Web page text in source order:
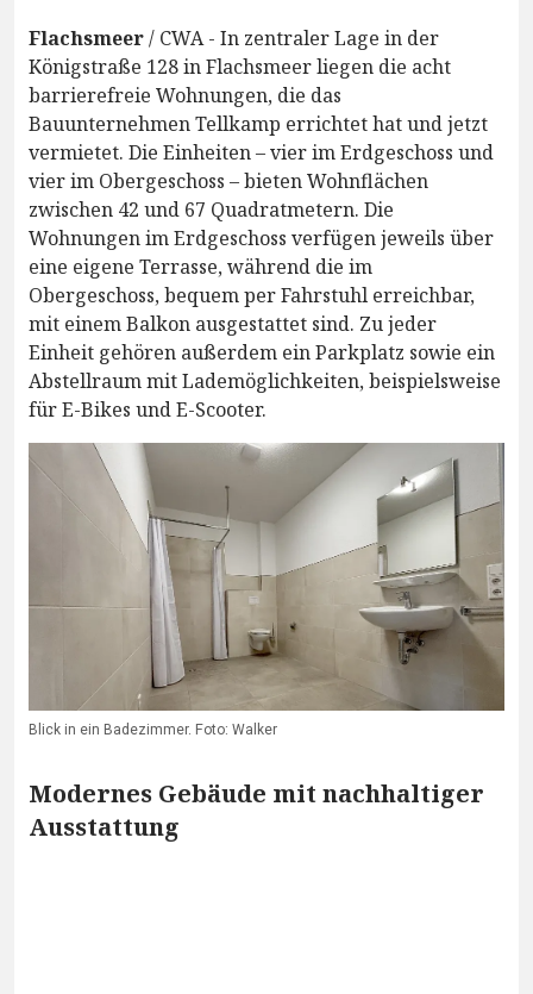
Flachsmeer/ CWA - In zentraler Lage in der
Königstraße 128 in Flachsmeer liegen die acht
barrierefreie Wohnungen, die das
Bauunternehmen Tellkamp errichtet hat und jetzt
vermietet. Die Einheiten – vier im Erdgeschoss und
vier im Obergeschoss – bieten Wohnflächen
zwischen 42 und 67 Quadratmetern. Die
Wohnungen im Erdgeschoss verfügen jeweils über
eine eigene Terrasse, während die im
Obergeschoss, bequem per Fahrstuhl erreichbar,
mit einem Balkon ausgestattet sind. Zu jeder
Einheit gehören außerdem ein Parkplatz sowie ein
Abstellraum mit Lademöglichkeiten, beispielsweise
für E-Bikes und E-Scooter.
Blick in ein Badezimmer. Foto: Walker
Modernes Gebäude mit nachhaltiger
Ausstattung